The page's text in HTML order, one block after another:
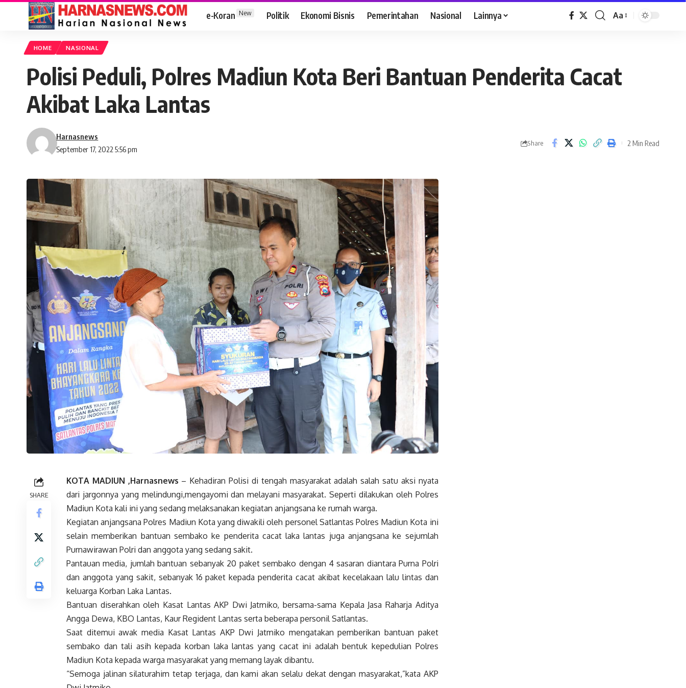
e-Koran New Politik Ekonomi Bisnis Pemerintahan Nasional Lainnya Aa
HOME NASIONAL
Polisi Peduli, Polres Madiun Kota Beri Bantuan Penderita Cacat
Akibat Laka Lantas
September 17, 2022 5:56 pm
Harnasnews
Share 2 Min Read
SHARE
KOTA MADIUN ,Harnasnews – Kehadiran Polisi di tengah masyarakat adalah salah satu aksi nyata
dari jargonnya yang melindungi,mengayomi dan melayani masyarakat. Seperti dilakukan oleh Polres
Madiun Kota kali ini yang sedang melaksanakan kegiatan anjangsana ke rumah warga.
Kegiatan anjangsana Polres Madiun Kota yang diwakili oleh personel Satlantas Polres Madiun Kota ini
selain memberikan bantuan sembako ke penderita cacat laka lantas juga anjangsana ke sejumlah
Purnawirawan Polri dan anggota yang sedang sakit.
Pantauan media, jumlah bantuan sebanyak 20 paket sembako dengan 4 sasaran diantara Purna Polri
dan anggota yang sakit, sebanyak 16 paket kepada penderita cacat akibat kecelakaan lalu lintas dan
keluarga Korban Laka Lantas.
Bantuan diserahkan oleh Kasat Lantas AKP Dwi Jatmiko, bersama-sama Kepala Jasa Raharja Aditya
Angga Dewa, KBO Lantas, Kaur Regident Lantas serta beberapa personil Satlantas.
Saat ditemui awak media Kasat Lantas AKP Dwi Jatmiko mengatakan pemberikan bantuan paket
sembako dan tali asih kepada korban laka lantas yang cacat ini adalah bentuk kepedulian Polres
Madiun Kota kepada warga masyarakat yang memang layak dibantu.
“Semoga jalinan silaturahim tetap terjaga, dan kami akan selalu dekat dengan masyarakat,”kata AKP